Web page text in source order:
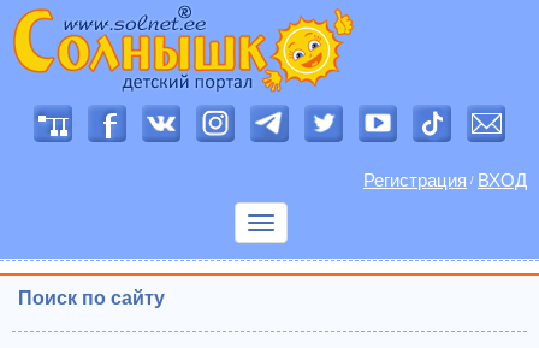
Регистрация / ВХОД
Показать
Поиск по сайту